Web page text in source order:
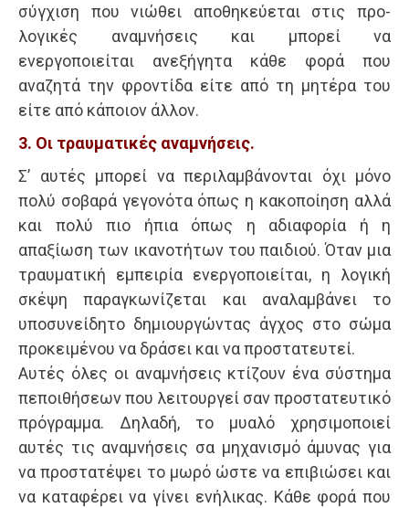
σύγχιση που νιώθει αποθηκεύεται στις προ-
λογικές αναμνήσεις και μπορεί να
ενεργοποιείται ανεξήγητα κάθε φορά που
αναζητά την φροντίδα είτε από τη μητέρα του
είτε από κάποιον άλλον.
3. Οι τραυματικές αναμνήσεις.
Σ’ αυτές μπορεί να περιλαμβάνονται όχι μόνο
πολύ σοβαρά γεγονότα όπως η κακοποίηση αλλά
και πολύ πιο ήπια όπως η αδιαφορία ή η
απαξίωση των ικανοτήτων του παιδιού. Όταν μια
τραυματική εμπειρία ενεργοποιείται, η λογική
σκέψη παραγκωνίζεται και αναλαμβάνει το
υποσυνείδητο δημιουργώντας άγχος στο σώμα
προκειμένου να δράσει και να προστατευτεί.
Αυτές όλες οι αναμνήσεις κτίζουν ένα σύστημα
πεποιθήσεων που λειτουργεί σαν προστατευτικό
πρόγραμμα. Δηλαδή, το μυαλό χρησιμοποιεί
αυτές τις αναμνήσεις σα μηχανισμό άμυνας για
να προστατέψει το μωρό ώστε να επιβιώσει και
να καταφέρει να γίνει ενήλικας. Κάθε φορά που